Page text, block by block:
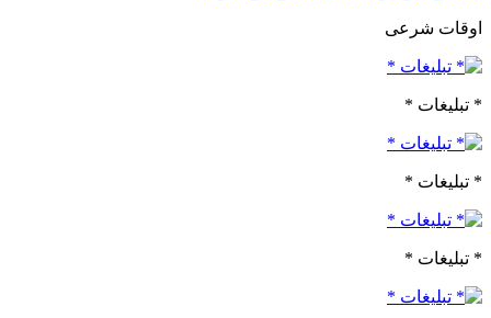
اوقات شرعی
* تبلیغات *
* تبلیغات *
* تبلیغات *